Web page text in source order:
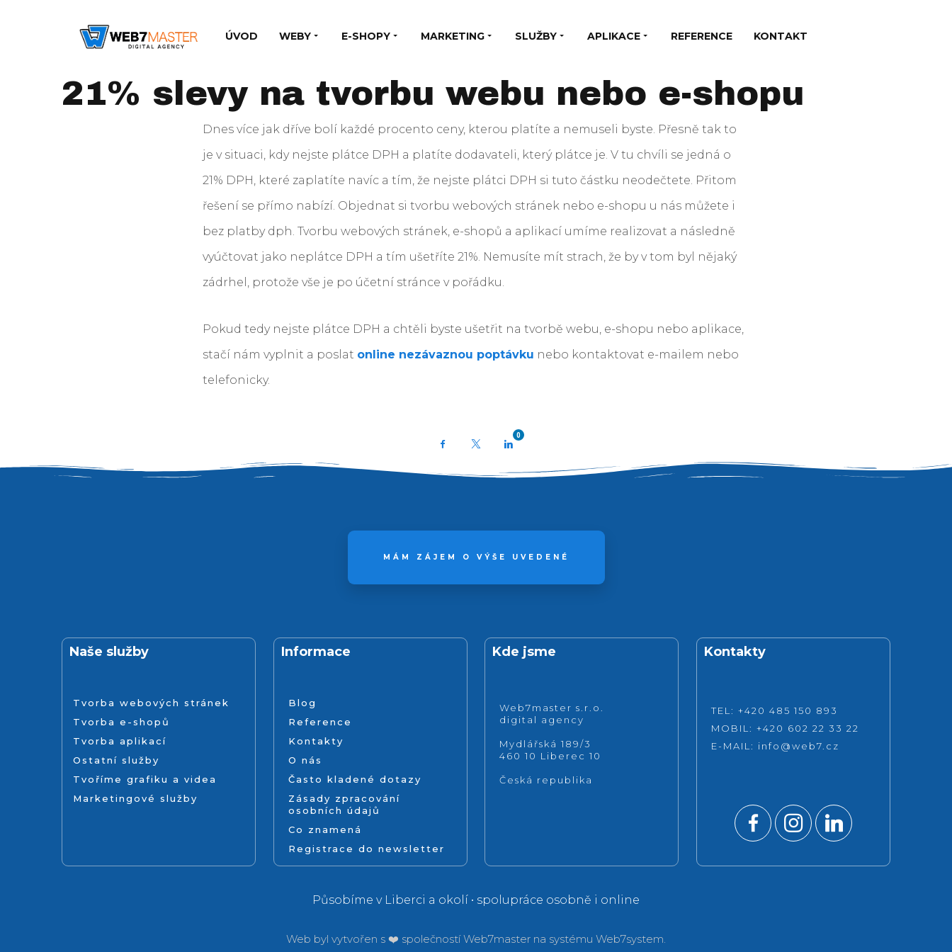
ÚVOD WEBY E-SHOPY MARKETING SLUŽBY APLIKACE REFERENCE KONTAKT
21% slevy na tvorbu webu nebo e-shopu
Dnes více jak dříve bolí každé procento ceny, kterou platíte a nemuseli byste. Přesně tak to
je v situaci, kdy nejste plátce DPH a platíte dodavateli, který plátce je. V tu chvíli se jedná o
21% DPH, které zaplatíte navíc a tím, že nejste plátci DPH si tuto částku neodečtete. Přitom
řešení se přímo nabízí. Objednat si tvorbu webových stránek nebo e-shopu u nás můžete i
bez platby dph. Tvorbu webových stránek, e-shopů a aplikací umíme realizovat a následně
vyúčtovat jako neplátce DPH a tím ušetříte 21%. Nemusíte mít strach, že by v tom byl nějaký
zádrhel, protože vše je po účetní stránce v pořádku.
Pokud tedy nejste plátce DPH a chtěli byste ušetřit na tvorbě webu, e-shopu nebo aplikace,
stačí nám vyplnit a poslat online nezávaznou poptávku nebo kontaktovat e-mailem nebo
telefonicky.
Facebook
0
MÁM ZÁJEM O VÝŠE UVEDENÉ
Naše služby
Tvorba webových stránek
Tvorba e-shopů
Tvorba aplikací
Ostatní služby
Tvoříme grafiku a videa
Marketingové služby
Informace
Blog
Reference
Kontakty
O nás
Často kladené dotazy
Zásady zpracování
osobních údajů
Co znamená
Registrace do newsletter
Kde jsme
Web7master s.r.o.
digital agency
Mydlářská 189/3
460 10 Liberec 10
Česká republika
Kontakty
TEL: +420 485 150 893
MOBIL: +420 602 22 33 22
E-MAIL: info@web7.cz
Působíme v Liberci a okolí • spolupráce osobně i online
Web byl vytvořen s ❤️ společnostíWeb7master na systému Web7system.